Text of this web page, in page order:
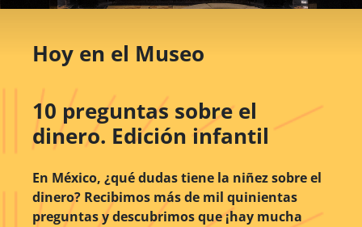
Hoy en el Museo
10 preguntas sobre el
dinero. Edición infantil
En México, ¿qué dudas tiene la niñez sobre el
dinero? Recibimos más de mil quinientas
preguntas y descubrimos que ¡hay mucha